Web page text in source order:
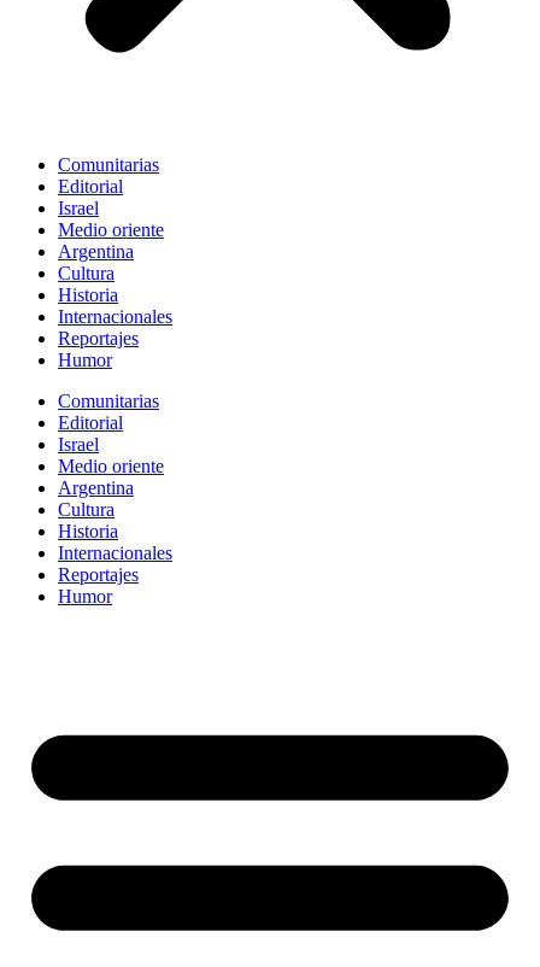
Comunitarias
Editorial
Israel
Medio oriente
Argentina
Cultura
Historia
Internacionales
Reportajes
Humor
Comunitarias
Editorial
Israel
Medio oriente
Argentina
Cultura
Historia
Internacionales
Reportajes
Humor